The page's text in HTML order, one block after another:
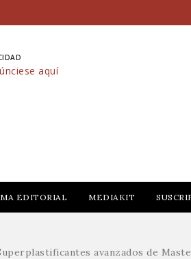
EDITORIAL MEDIAKIT
avanzados de